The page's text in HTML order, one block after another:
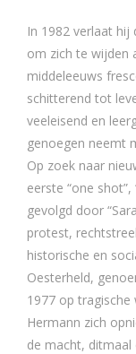
In 1982 verlaat hij
om zich te wijden
middeleeuws
schitterend tot
veeleisend en
genoegen neemt
Op zoek naar
eerste “one
gevolgd door
protest,
historische en
Oesterheld,
1977 op tragische
Hermann zich
de macht,